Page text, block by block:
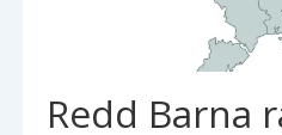
Redd Barna